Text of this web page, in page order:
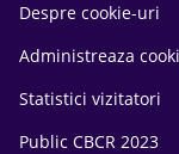
Despre cookie-uri
Administreaza
Statistici vizitatori
Public CBCR 2023